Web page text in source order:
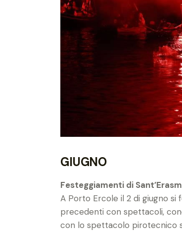
GIUGNO
Festeggiamenti di
A Porto Ercole il 2 di giugno si
precedenti con spettacoli,
con lo spettacolo pirotecnico